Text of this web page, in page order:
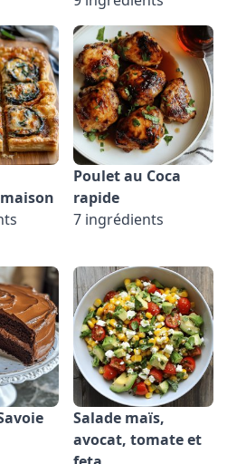
Poulet au Coca
rapide
7 ingrédients
Salade maïs,
avocat, tomate et